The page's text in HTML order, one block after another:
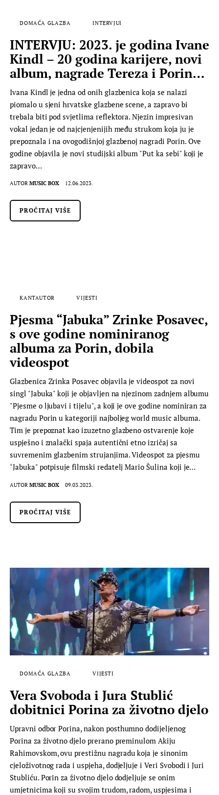
DOMAĆA GLAZBA INTERVJUI
INTERVJU: 2023. je godina Ivane
Kindl – 20 godina karijere, novi
album, nagrade Tereza i Porin…
Ivana Kindl je jedna od onih glazbenica koja se nalazi
piomalo u sjeni hrvatske glazbene scene, a zapravo bi
trebala biti pod svjetlima reflektora. Njezin impresivan
vokal jedan je od najcjenjenijih među strukom koja ju je
prepoznala i na ovogodišnjoj glazbenoj nagradi Porin. Ove
godine objavila je novi studijski album "Put ka sebi" koji je
zapravo…
AUTOR MUSIC BOX 12.06.2023.
PROČITAJ VIŠE
KANTAUTOR VIJESTI
Pjesma “Jabuka” Zrinke Posavec,
s ove godine nominiranog
albuma za Porin, dobila
videospot
Glazbenica Zrinka Posavec objavila je videospot za novi
singl "Jabuka" koji je objavljen na njezinom zadnjem albumu
"Pjesme o ljubavi i tijelu", a koji je ove godine nominiran za
nagradu Porin u kategoriji najboljeg world music albuma.
Tim je prepoznat kao izuzetno glazbeno ostvarenje koje
uspješno i znalački spaja autentični etno izričaj sa
suvremenim glazbenim strujanjima. Videospot za pjesmu
"Jabuka" potpisuje filmski redatelj Mario Šulina koji je…
AUTOR MUSIC BOX 09.03.2023.
PROČITAJ VIŠE
DOMAĆA GLAZBA VIJESTI
Vera Svoboda i Jura Stublić
dobitnici Porina za životno djelo
Upravni odbor Porina, nakon posthumno dodijeljenog
Porina za životno djelo prerano preminulom Akiju
Rahimovskom, ovu prestižnu nagradu koja je sinonim
cjeloživotnog rada i uspjeha, dodjeljuje i Veri Svobodi i Juri
Stubliću. Porin za životno djelo dodjeljuje se onim
umjetnicima koji su svojim trudom, radom, uspjesima i